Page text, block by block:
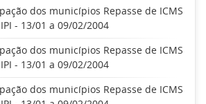
dos municípios Repasse de ICMS
- 13/01 a 09/02/2004
dos municípios Repasse de ICMS
- 13/01 a 09/02/2004
dos municípios Repasse de ICMS